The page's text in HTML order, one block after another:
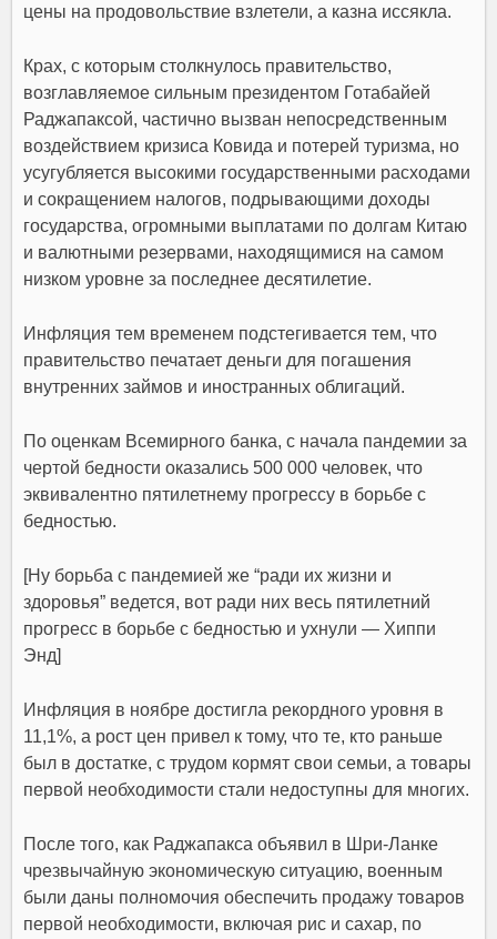
цены на продовольствие взлетели, а казна иссякла.
Крах, с которым столкнулось правительство,
возглавляемое сильным президентом Готабайей
Раджапаксой, частично вызван непосредственным
воздействием кризиса Ковида и потерей туризма, но
усугубляется высокими государственными расходами
и сокращением налогов, подрывающими доходы
государства, огромными выплатами по долгам Китаю
и валютными резервами, находящимися на самом
низком уровне за последнее десятилетие.
Инфляция тем временем подстегивается тем, что
правительство печатает деньги для погашения
внутренних займов и иностранных облигаций.
По оценкам Всемирного банка,с начала пандемии за
чертой бедности оказались 500 000 человек, что
эквивалентно пятилетнему прогрессу в борьбе с
бедностью.
[Ну борьба с пандемией же “ради их жизни и
здоровья” ведется, вот ради них весь пятилетний
прогресс в борьбе с бедностью и ухнули — Хиппи
Энд]
Инфляция в ноябре достигла рекордного уровня в
11,1%, а рост цен привел к тому, что те, кто раньше
был в достатке, с трудом кормят свои семьи, а товары
первой необходимости стали недоступны для многих.
После того, как Раджапаксаобъявил в Шри-Ланке
чрезвычайную экономическую ситуацию, военным
были даны полномочия обеспечить продажу товаров
первой необходимости, включая рис и сахар, по